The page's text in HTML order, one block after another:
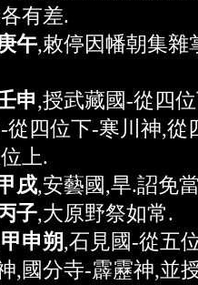
有差.
午,敕停因幡朝集雜
申,授武藏國-從四
從四位下-寒川神,從
上.
戌,安藝國,旱.詔免
子,大原野祭如常.
申朔,石見國-從五
,國分寺-霹靂神,並